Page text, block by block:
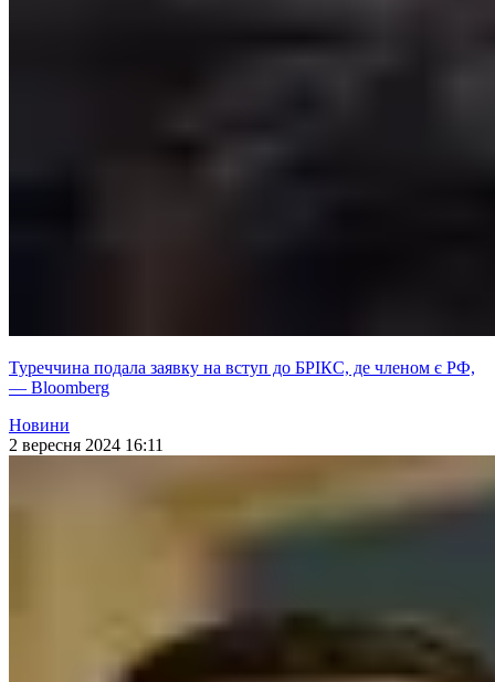
Туреччина подала заявку на вступ до БРІКС, де членом є РФ,
— Bloomberg
Новини
2 вересня 2024 16:11